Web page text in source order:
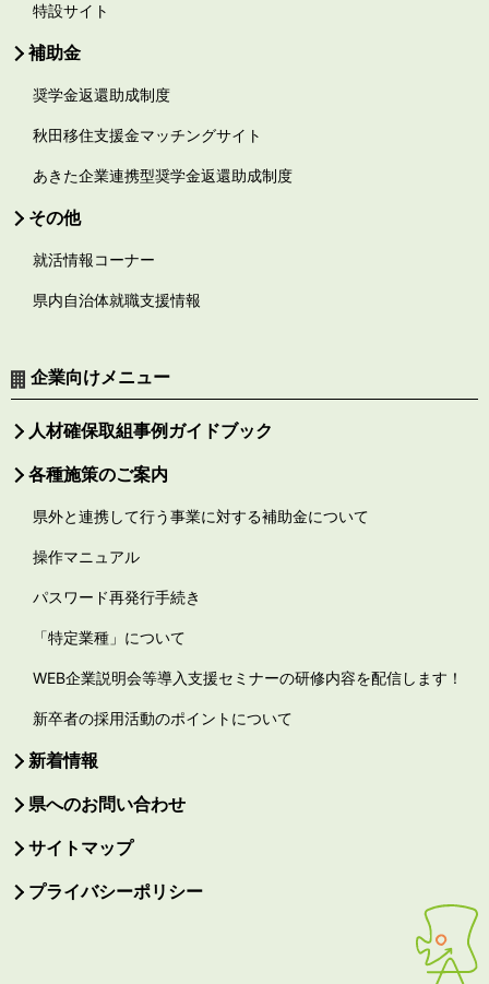
特設サイト
補助金
奨学金返還助成制度
秋田移住支援金マッチングサイト
あきた企業連携型奨学金返還助成制度
その他
就活情報コーナー
県内自治体就職支援情報
企業向けメニュー
人材確保取組事例ガイドブック
各種施策のご案内
県外と連携して行う事業に対する補助金について
操作マニュアル
パスワード再発行手続き
「特定業種」について
WEB企業説明会等導入支援セミナーの研修内容を配信します！
新卒者の採用活動のポイントについて
新着情報
県へのお問い合わせ
サイトマップ
プライバシーポリシー